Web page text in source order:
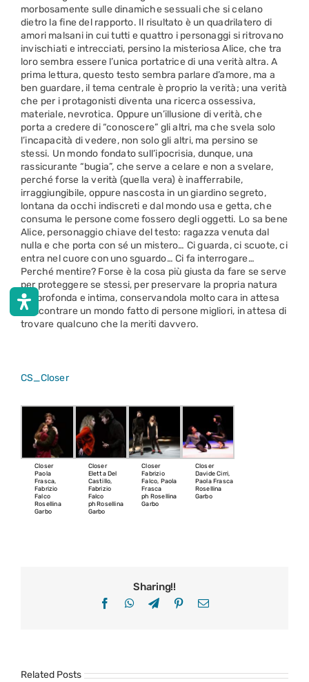
morbosamente sulle dinamiche sessuali che si celano
dietro la fine del rapporto. Il risultato è un quadrilatero di
amori malsani in cui tutti e quattro i personaggi si ritrovano
invischiati e intrecciati, persino la misteriosa Alice, che tra
loro sembra essere l’unica portatrice di una verità altra. A
prima lettura, questo testo sembra parlare d’amore, ma a
ben guardare, il tema centrale è proprio la verità; una verità
che per i protagonisti diventa una ricerca ossessiva,
materiale, nevrotica. Oppure un’illusione di verità, che
porta a credere di “conoscere” gli altri, ma che svela solo
l’incapacità di vedere, non solo gli altri, ma persino se
stessi. Un mondo fondato sull’ipocrisia, dunque, una
rassicurante “bugia”, che serve a celare e non a svelare,
perché forse la verità (quella vera) è inafferrabile,
irraggiungibile, oppure nascosta in un giardino segreto,
lontana da occhi indiscreti e dal mondo usa e getta, che
consuma le persone come fossero degli oggetti. Lo sa bene
Alice, personaggio chiave del testo: ragazza venuta dal
nulla e che porta con sé un mistero… Ci guarda, ci scuote, ci
entra nel cuore con uno sguardo… Ci fa interrogare…
Perché mentire? Forse è la cosa più giusta da fare se serve
per proteggere se stessi, per preservare la propria natura
più profonda e intima, conservandola molto cara in attesa
di incontrare un mondo fatto di persone migliori, in attesa di
trovare qualcuno che la meriti davvero.
CS_Closer
Closer
Paola
Frasca,
Fabrizio
Falco
Rosellina
Garbo
Closer
Eletta Del
Castillo,
Fabrizio
Falco
ph Rosellina
Garbo
Closer
Fabrizio
Falco, Paola
Frasca
ph Rosellina
Garbo
Closer
Davide Cirri,
Paola Frasca
Rosellina
Garbo
Sharing!!
FacebookWhatsApp
TelegramPinterestEmail
Related Posts